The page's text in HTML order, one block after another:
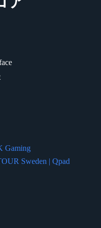
Gaming
Sweden | Qpad